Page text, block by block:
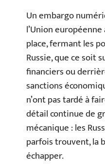
Un embargo
l’Union
place, fermant les
Russie, que ce soit
financiers ou
sanctions
n’ont pas tardé à
détail continue de
mécanique : les
parfois trouvent, la
échapper.